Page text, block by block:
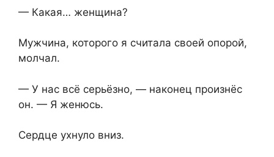
— Какая… женщина?
Мужчина, которого я считала своей опорой,
молчал.
— У нас всё серьёзно, — наконец произнёс
он. — Я женюсь.
Сердце ухнуло вниз.